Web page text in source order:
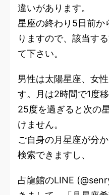
違いがあります。
星座の終わり5日前か
りますので、該当す
て下さい。
男性は太陽星座、女
す。月は2時間で1度
25度を過ぎると次の
けません。
ご自身の月星座が分
検索できますし、
占龍館のLINE